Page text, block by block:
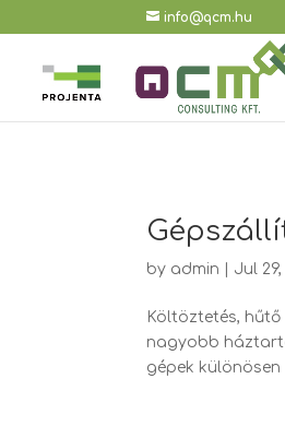
info@qcm.hu
by admin Jul 29,
Költöztetés, hűtő
nagyobb
gépek különösen